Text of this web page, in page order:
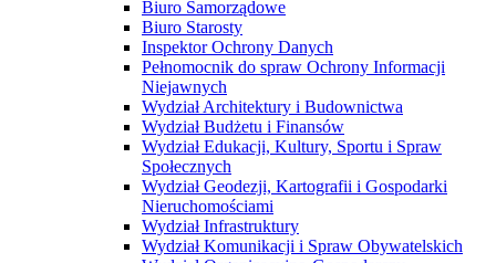
Biuro Samorządowe
Biuro Starosty
Inspektor Ochrony Danych
Pełnomocnik do spraw Ochrony Informacji
Niejawnych
Wydział Architektury i Budownictwa
Wydział Budżetu i Finansów
Wydział Edukacji, Kultury, Sportu i Spraw
Społecznych
Wydział Geodezji, Kartografii i Gospodarki
Nieruchomościami
Wydział Infrastruktury
Wydział Komunikacji i Spraw Obywatelskich